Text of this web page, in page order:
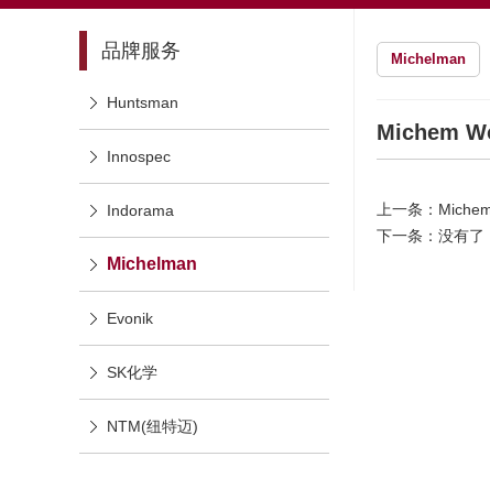
Michelman
Michem
上一条：
下一条：没有了
品牌服务
Huntsman
Innospec
Indorama
Michelman
Evonik
SK化学
NTM(纽特迈)